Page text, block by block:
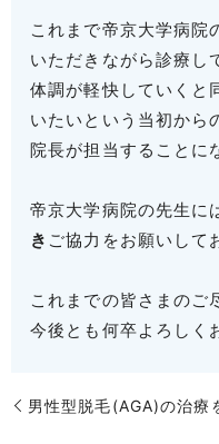
これまで帝京大学病院
いただきながら診療し
体調が軽快していくと
いたいという当初から
院長が担当することに
帝京大学病院の先生に
き ご協力をお願いして
これまでの皆さまのご
今後とも何卒よろしく
男性型脱毛(AGA)の治療